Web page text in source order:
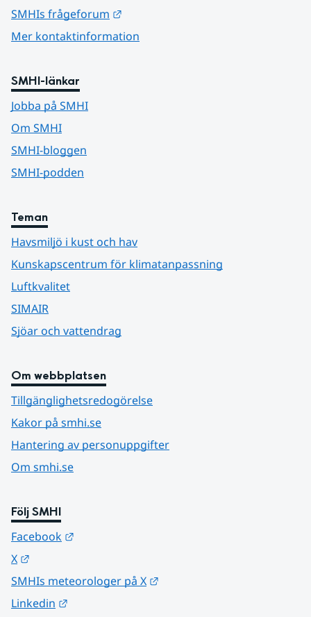
SMHIs frågeforum
Mer kontaktinformation
SMHI-länkar
Jobba på SMHI
Om SMHI
SMHI-bloggen
SMHI-podden
Teman
Havsmiljö i kust och hav
Kunskapscentrum för klimatanpassning
Luftkvalitet
SIMAIR
Sjöar och vattendrag
Om webbplatsen
Tillgänglighetsredogörelse
Kakor på smhi.se
Hantering av personuppgifter
Om smhi.se
Följ SMHI
Facebook
X
SMHIs meteorologer på X
Linkedin